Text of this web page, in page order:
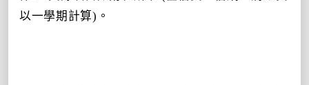
以一學期計算) 。